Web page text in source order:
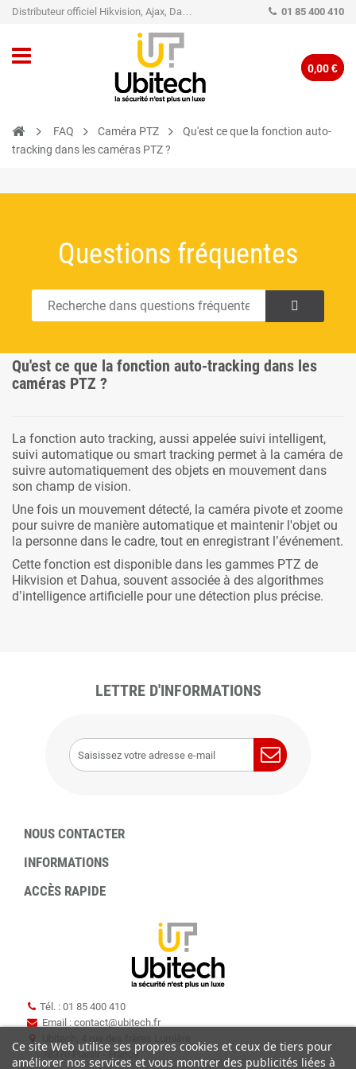
Distributeur officiel Hikvision, Ajax, Dahua, TP-Link - Caméra de vidéo surveillance - Alarme 01 85 400 410
0,00 €
FAQ Caméra PTZ
Qu'est ce que la fonction auto-
tracking dans les caméras PTZ ?
Questions fréquentes
Qu'est ce que la fonction auto-tracking dans les
caméras PTZ ?
La fonction auto tracking, aussi appelée suivi intelligent,
suivi automatique ou smart tracking permet à la caméra de
suivre automatiquement des objets en mouvement dans
son champ de vision.
Une fois un mouvement détecté, la caméra pivote et zoome
pour suivre de manière automatique et maintenir l'objet ou
la personne dans le cadre, tout en enregistrant l’événement.
Cette fonction est disponible dans les gammes PTZ de
Hikvision et Dahua, souvent associée à des algorithmes
d’intelligence artificielle pour une détection plus précise.
LETTRE D'INFORMATIONS
NOUS CONTACTER
INFORMATIONS
ACCÈS RAPIDE
Tél. : 01 85 400 410
Email : contact@ubitech.fr
78370 Plaisir - France
Ce site Web utilise ses propres cookies et ceux de tiers pour
améliorer nos services et vous montrer des publicités liées à